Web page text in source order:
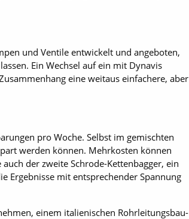
und Ventile entwickelt und angeboten,
Ein Wechsel auf ein mit Dynavis
eine weitaus einfachere, aber
pro Woche. Selbst im gemischten
werden können. Mehrkosten können
der zweite Schrode-Kettenbagger, ein
Ergebnisse mit entsprechender Spannung
einem italienischen Rohrleitungsbau-